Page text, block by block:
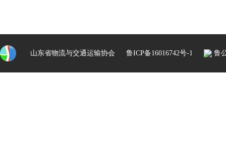
山东省物流与交通运输协会 鲁ICP备16016742号-1 鲁